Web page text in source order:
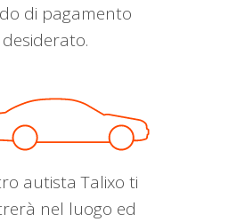
di pagamento
desiderato.
autista Talixo ti
nel luogo ed